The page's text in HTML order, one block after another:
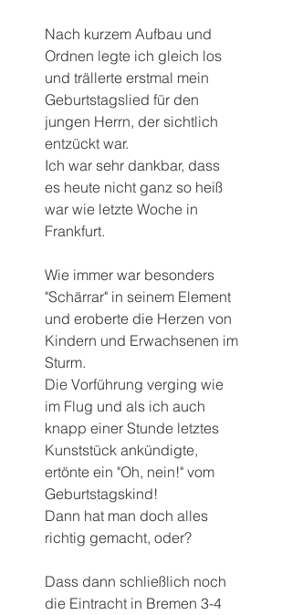
Nach kurzem Aufbau und
Ordnen legte ich gleich los
und trällerte erstmal mein
Geburtstagslied für den
jungen Herrn, der sichtlich
entzückt war.
Ich war sehr dankbar, dass
es heute nicht ganz so heiß
war wie letzte Woche in
Frankfurt.
Wie immer war besonders
"Schärrar" in seinem Element
und eroberte die Herzen von
Kindern und Erwachsenen im
Sturm.
Die Vorführung verging wie
im Flug und als ich auch
knapp einer Stunde letztes
Kunststück ankündigte,
ertönte ein "Oh, nein!" vom
Geburtstagskind!
Dann hat man doch alles
richtig gemacht, oder?
Dass dann schließlich noch
die Eintracht in Bremen 3-4